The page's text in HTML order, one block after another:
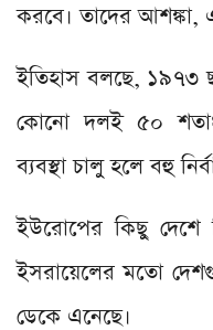
করবে। তাদের আশঙ্কা,
ইতিহাস বলছে, ১৯৭৩
কোনো দলই ৫০
ব্যবস্থা চালু হলে বহু
ইউরোপের কিছু
ইসরায়েলের মতো
ডেকে এনেছে।